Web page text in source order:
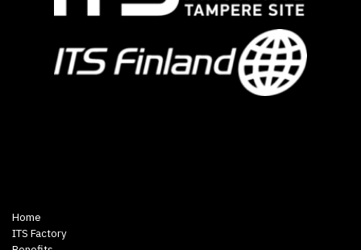
Home
ITS Factory